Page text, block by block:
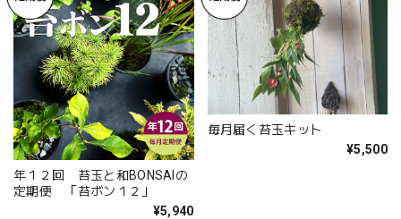
年１２回 苔玉と和BONSAIの
定期便 「苔ボン１２」
¥5,940
毎月届く苔玉キット
¥5,500